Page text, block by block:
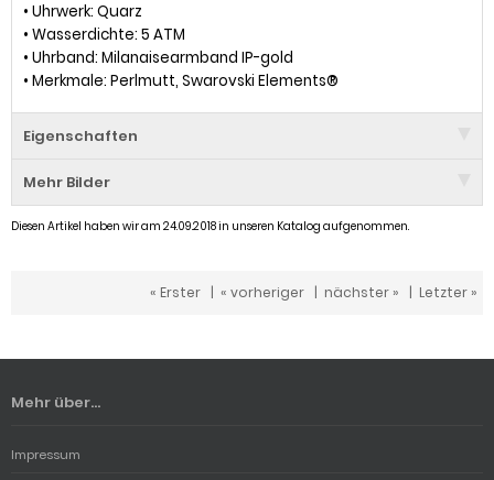
• Uhrwerk: Quarz
• Wasserdichte: 5 ATM
• Uhrband: Milanaisearmband IP-gold
• Merkmale: Perlmutt, Swarovski Elements®
Eigenschaften
Mehr Bilder
Diesen Artikel haben wir am 24.09.2018 in unseren Katalog aufgenommen.
« Erster | « vorheriger | nächster » | Letzter »
Mehr über...
Impressum